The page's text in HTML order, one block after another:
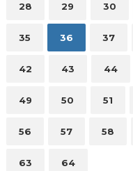
28 29 30
35 36 37
42 43 44
49 50 51
56 57 58
63 64